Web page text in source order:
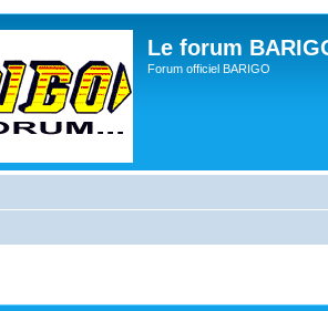
Le forum
Forum officiel BARIGO